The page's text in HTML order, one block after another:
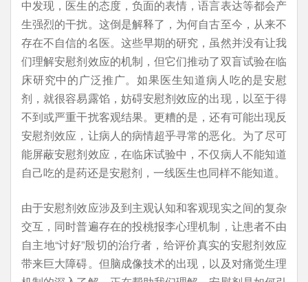
中发现，医生的态度，负面的表情，语言表达等都会产
生强烈的干扰。这倒是解释了，为何自古至今，从来不
存在不自信的名医。这些早期的研究，虽然并没有让我
们理解安慰剂效应的机制，但它们推动了双盲试验在临
床研究中的广泛推广。如果医生知道病人吃的是安慰
剂，就很容易露馅，妨碍安慰剂效应的出现，以至于得
不到或严重干扰客观结果。更糟的是，还有可能出现反
安慰剂效应，让病人的病情超乎寻常的恶化。为了尽可
能屏蔽安慰剂效应，在临床试验中，不仅病人不能知道
自己吃的是药还是安慰剂，一线医生也同样不能知道。
由于安慰剂效应涉及到主观认知和客观现实之间的复杂
交互，同时普遍存在的投桃报李心理机制，让患者不由
自主地“讨好”殷切的治疗者，给评价真实的安慰剂效应
带来巨大障碍。但脑成像技术的出现，以及对痛觉生理